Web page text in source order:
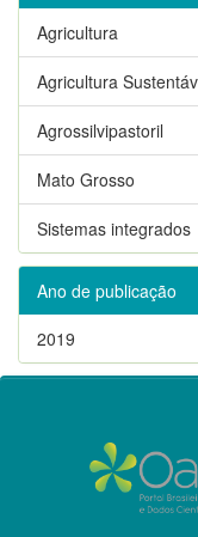
Agricultura
Agricultura
Agrossilvipastoril
Mato Grosso
Sistemas integrados
Ano de publicação
2019